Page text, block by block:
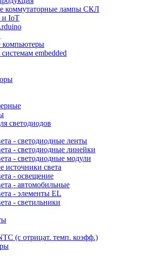
коммутаторные лампы СКЛ
и IoT
компьютеры
embedded
светодиодов
- светодиодные ленты
- светодиодные линейки
- светодиодные модули
света
- освещение
- автомобильные
- элементы EL
- светильники
(с отрицат. темп. коэфф.)